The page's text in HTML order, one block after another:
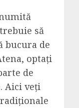
să
bucura de
optați
de
Aici veți